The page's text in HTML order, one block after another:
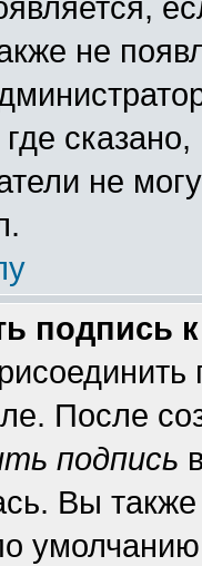
не
где
не
подпись
После
подпись
Вы